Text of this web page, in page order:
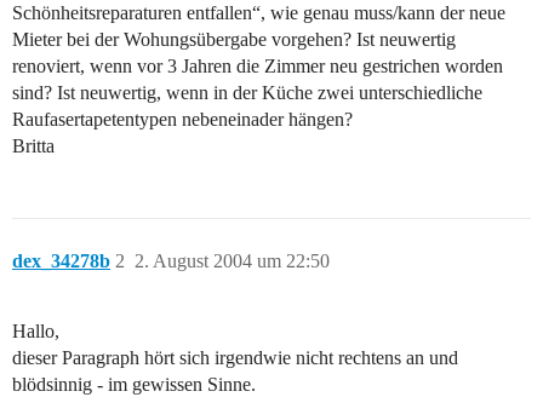
Schönheitsreparaturen entfallen“, wie genau muss/kann der neue
Mieter bei der Wohungsübergabe vorgehen? Ist neuwertig
renoviert, wenn vor 3 Jahren die Zimmer neu gestrichen worden
sind? Ist neuwertig, wenn in der Küche zwei unterschiedliche
Raufasertapetentypen nebeneinader hängen?
Britta
dex_34278b 2. August 2004 um 22:50
2
Hallo,
dieser Paragraph hört sich irgendwie nicht rechtens an und
blödsinnig - im gewissen Sinne.